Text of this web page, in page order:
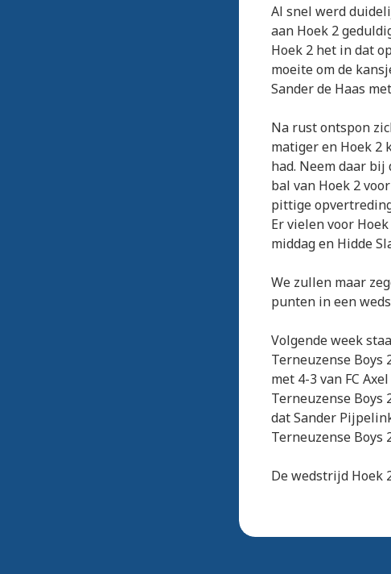
Al snel werd
aan Hoek 2
Hoek 2 het in dat
moeite om de
Sander de Haas
Na rust ontspon
matiger en Hoek 2
had. Neem daar
bal van Hoek 2
pittige
Er vielen voor
middag en Hidde
We zullen maar
punten in een
Volgende week
Terneuzense Boys
met 4-3 van FC
Terneuzense Boys
dat Sander
Terneuzense Boys
De wedstrijd Hoek